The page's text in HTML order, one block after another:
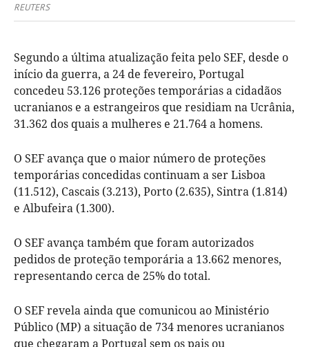
REUTERS
Segundo a última atualização feita pelo SEF, desde o
início da guerra, a 24 de fevereiro, Portugal
concedeu 53.126 proteções temporárias a cidadãos
ucranianos e a estrangeiros que residiam na Ucrânia,
31.362 dos quais a mulheres e 21.764 a homens.
O SEF avança que o maior número de proteções
temporárias concedidas continuam a ser Lisboa
(11.512), Cascais (3.213), Porto (2.635), Sintra (1.814)
e Albufeira (1.300).
O SEF avança também que foram autorizados
pedidos de proteção temporária a 13.662 menores,
representando cerca de 25% do total.
O SEF revela ainda que comunicou ao Ministério
Público (MP) a situação de 734 menores ucranianos
que chegaram a Portugal sem os pais ou